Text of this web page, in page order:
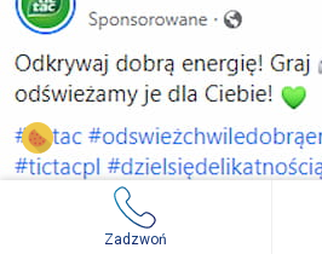
Zadzwoń